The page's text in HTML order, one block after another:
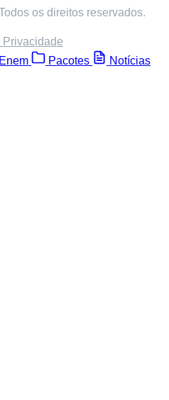
os direitos reservados.
Privacidade
Pacotes Notícias